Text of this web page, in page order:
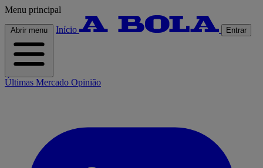
Menu principal
Abrir menu Início Entrar
Últimas Mercado Opinião